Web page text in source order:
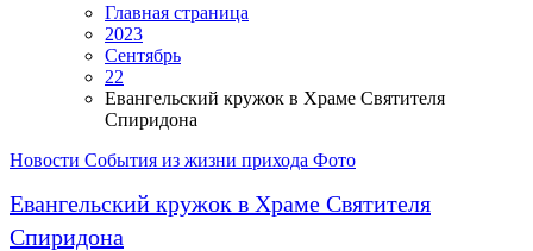
Главная страница
2023
Сентябрь
22
Евангельский кружок в Храме Святителя
Спиридона
Новости События из жизни прихода Фото
Евангельский кружок в Храме Святителя
Спиридона